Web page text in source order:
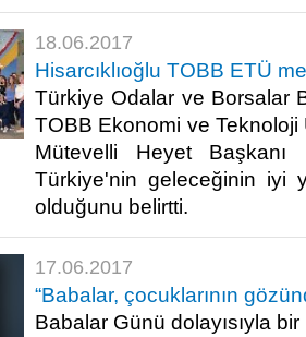
18.06.2017
Hisarcıklıoğlu TOBB ETÜ
Türkiye Odalar ve Borsalar
TOBB Ekonomi ve
Mütevelli Heyet Başkanı
Türkiye'nin geleceğinin iyi
olduğunu belirtti.​
17.06.2017
“Babalar, çocuklarının
Babalar Günü dolayısıyla